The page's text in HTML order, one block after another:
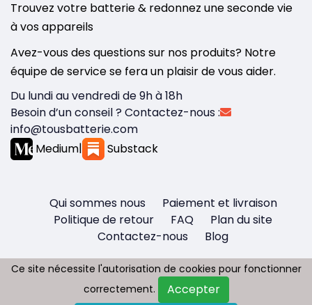
Trouvez votre batterie & redonnez une seconde vie
à vos appareils
Avez-vous des questions sur nos produits? Notre
équipe de service se fera un plaisir de vous aider.
Du lundi au vendredi de 9h à 18h
Besoin d’un conseil ? Contactez-nous :
info@tousbatterie.com
Medium| Substack
Qui sommes nous
Paiement et livraison
Politique de retour
FAQ
Plan du site
Contactez-nous
Blog
Copyright © 2026 - Tous droit réservés
Ce site nécessite l'autorisation de cookies pour fonctionner
correctement.
Accepter
Ce site nécessite l'autorisation de cookies pour fonctionner
correctement.
Accepter